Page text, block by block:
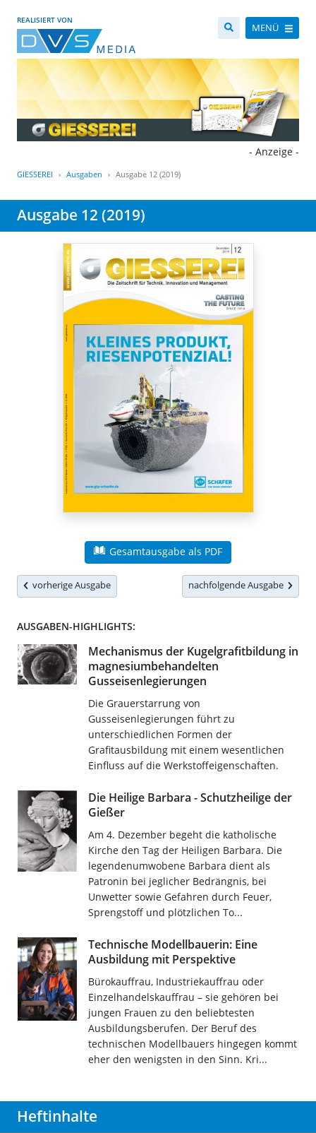
REALISIERT VON
MENÜ
- Anzeige -
GIESSEREI Ausgaben Ausgabe 12 (2019)
Ausgabe 12 (2019)
Gesamtausgabe als PDF
vorherige Ausgabe nachfolgende Ausgabe
AUSGABEN-HIGHLIGHTS:
Mechanismus der Kugelgrafitbildung in
magnesiumbehandelten
Gusseisenlegierungen
Die Grauerstarrung von
Gusseisenlegierungen führt zu
unterschiedlichen Formen der
Grafitausbildung mit einem wesentlichen
Einfluss auf die Werkstoffeigenschaften.
Die Heilige Barbara - Schutzheilige der
Gießer
Am 4. Dezember begeht die katholische
Kirche den Tag der Heiligen Barbara. Die
legendenumwobene Barbara dient als
Patronin bei jeglicher Bedrängnis, bei
Unwetter sowie Gefahren durch Feuer,
Sprengstoff und plötzlichen To...
Technische Modellbauerin: Eine
Ausbildung mit Perspektive
Bürokauffrau, Industriekauffrau oder
Einzelhandelskauffrau – sie gehören bei
jungen Frauen zu den beliebtesten
Ausbildungsberufen. Der Beruf des
technischen Modellbauers hingegen kommt
eher den wenigsten in den Sinn. Kri...
Heftinhalte